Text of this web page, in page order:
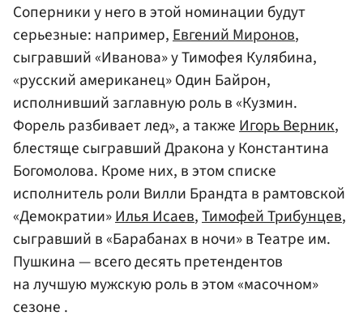
Соперники у него в этой номинации будут
серьезные: например,Евгений Миронов,
сыгравший «Иванова» у Тимофея Кулябина,
«русский американец» Один Байрон,
исполнивший заглавную роль в «Кузмин.
Форель разбивает лед», а такжеИгорь Верник,
блестяще сыгравший Дракона у Константина
Богомолова. Кроме них, в этом списке
исполнитель роли Вилли Брандта в рамтовской
«Демократии»Илья Исаев,Тимофей Трибунцев,
сыгравший в «Барабанах в ночи» в Театре им.
Пушкина — всего десять претендентов
на лучшую мужскую роль в этом «масочном»
сезоне .